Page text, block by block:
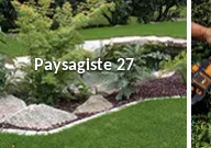
Paysagiste 27